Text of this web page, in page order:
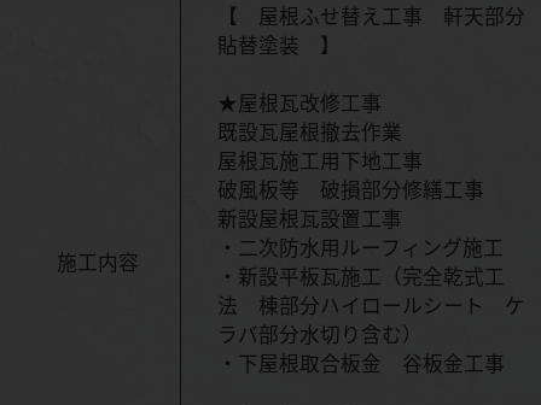
施工内容
【 屋根ふせ替え工事 軒天部分
貼替塗装 】
★屋根瓦改修工事
既設瓦屋根撤去作業
屋根瓦施工用下地工事
破風板等 破損部分修繕工事
新設屋根瓦設置工事
・二次防水用ルーフィング施工
・新設平板瓦施工（完全乾式工
法 棟部分ハイロールシート ケ
ラバ部分水切り含む）
・下屋根取合板金 谷板金工事